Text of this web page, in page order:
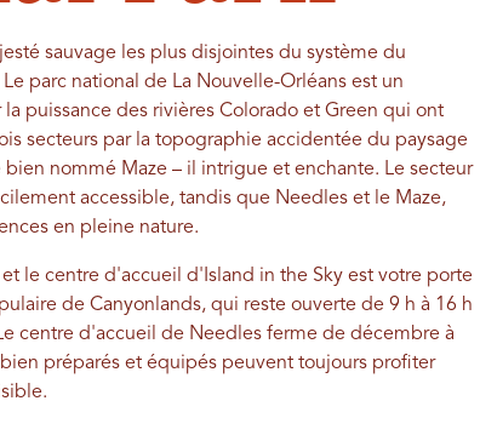
sauvage les plus disjointes du système du
Le parc national de La Nouvelle-Orléans est un
puissance des rivières Colorado et Green qui ont
secteurs par la topographie accidentée du paysage
nommé Maze – il intrigue et enchante. Le secteur
accessible, tandis que Needles et le Maze,
en pleine nature.
le centre d'accueil d'Island in the Sky est votre porte
de Canyonlands, qui reste ouverte de 9 h à 16 h
centre d'accueil de Needles ferme de décembre à
préparés et équipés peuvent toujours profiter